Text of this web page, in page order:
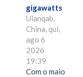
gigawatts
Ulanqab,
China, qui,
ago 6
2026
19:39
Com o maior